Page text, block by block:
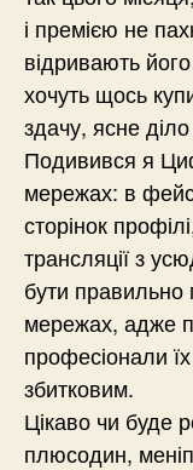
і премією не
відривають
хочуть щось
здачу, ясне
Подивився я
мережах: в
сторінок
трансляції з
бути правильно
мережах, адже
професіонали
збитковим.
Цікаво чи буде
плюсодин,